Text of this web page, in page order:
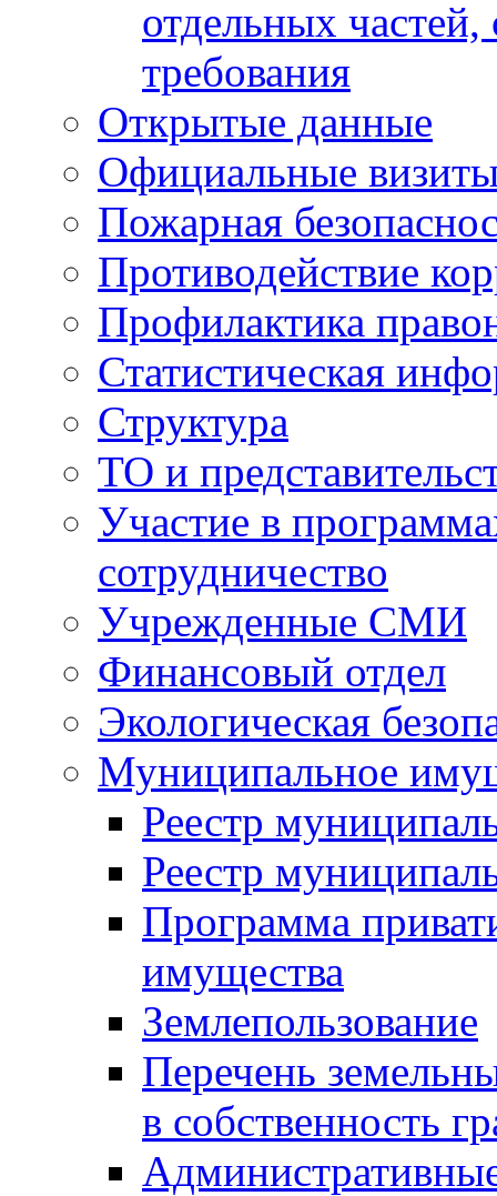
отдельных
требования
Открытые данные
Официальные
Пожарная
Противодействие
Профилактика
Статистическая
Структура
ТО и
Участие в
сотрудничество
Учрежденные СМИ
Финансовый отдел
Экологическая
Муниципальное
Реестр
Реестр
Программа
имущества
Землепользование
Перечень
в собственность